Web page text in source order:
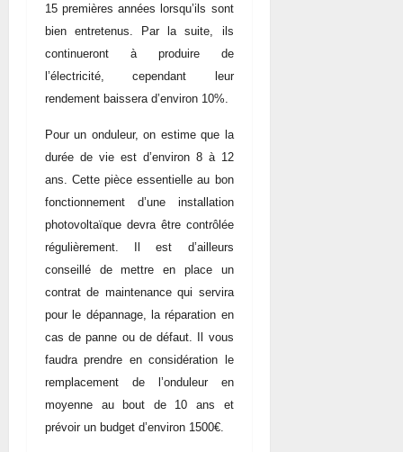
15 premières années lorsqu’ils sont
bien entretenus. Par la suite, ils
continueront à produire de
l’électricité, cependant leur
rendement baissera d’environ 10%.
Pour un onduleur, on estime que la
durée de vie est d’environ 8 à 12
ans. Cette pièce essentielle au bon
fonctionnement d’une installation
photovoltaïque devra être contrôlée
régulièrement. Il est d’ailleurs
conseillé de mettre en place un
contrat de maintenance qui servira
pour le dépannage, la réparation en
cas de panne ou de défaut. Il vous
faudra prendre en considération le
remplacement de l’onduleur en
moyenne au bout de 10 ans et
prévoir un budget d’environ 1500€.